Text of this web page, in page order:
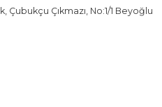
Çıkmazı, No:1/1 Beyoğlu